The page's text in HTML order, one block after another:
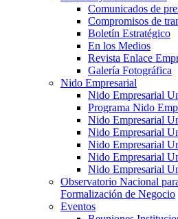
Comunicados de
Compromisos de
Boletín Estratégico
En los Medios
Revista Enlace
Galería Fotográfica
Nido Empresarial
Nido Empresarial
Programa Nido
Nido Empresarial
Nido Empresarial
Nido Empresarial
Nido Empresarial
Nido Empresarial
Observatorio Nacional
Formalización de Negocio
Eventos